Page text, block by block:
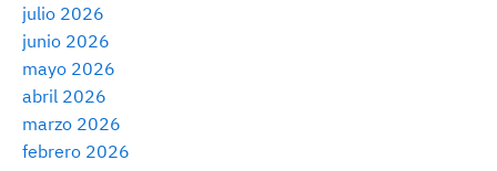
julio 2026
junio 2026
mayo 2026
abril 2026
marzo 2026
febrero 2026